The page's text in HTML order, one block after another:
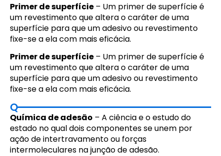
Primer de superfície – Um primer de superfície é
um revestimento que altera o caráter de uma
superfície para que um adesivo ou revestimento
fixe-se a ela com mais eficácia.
Primer de superfície – Um primer de superfície é
um revestimento que altera o caráter de uma
superfície para que um adesivo ou revestimento
fixe-se a ela com mais eficácia.
Q
Química de adesão – A ciência e o estudo do
estado no qual dois componentes se unem por
ação de intertravamento ou forças
intermoleculares na junção de adesão.